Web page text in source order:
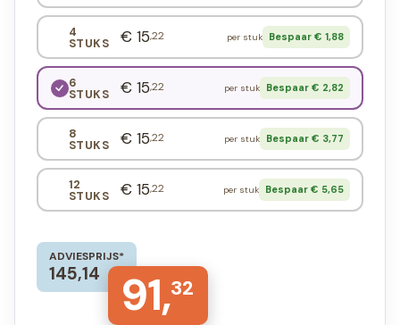
4
STUKS € 15,22 per stuk Bespaar € 1,88
6
STUKS € 15,22 per stuk Bespaar € 2,82
8
STUKS € 15,22 per stuk Bespaar € 3,77
12
STUKS € 15,22 per stuk Bespaar € 5,65
ADVIESPRIJS*
145,14 91,32